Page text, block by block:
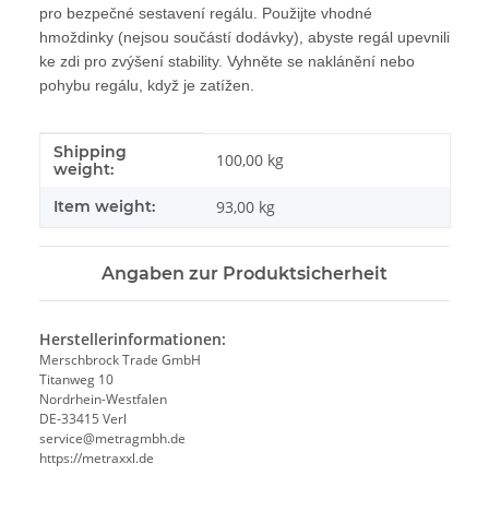
pro bezpečné sestavení regálu. Použijte vhodné
hmoždinky (nejsou součástí dodávky), abyste regál upevnili
ke zdi pro zvýšení stability. Vyhněte se naklánění nebo
pohybu regálu, když je zatížen.
#productDetails.itemInformation#
#productDetails.itemValue#
Shipping
weight:
100,00 kg
Item weight: 93,00 kg
Angaben zur Produktsicherheit
Herstellerinformationen:
Merschbrock Trade GmbH
Titanweg 10
Nordrhein-Westfalen
DE-33415 Verl
service@metragmbh.de
https://metraxxl.de